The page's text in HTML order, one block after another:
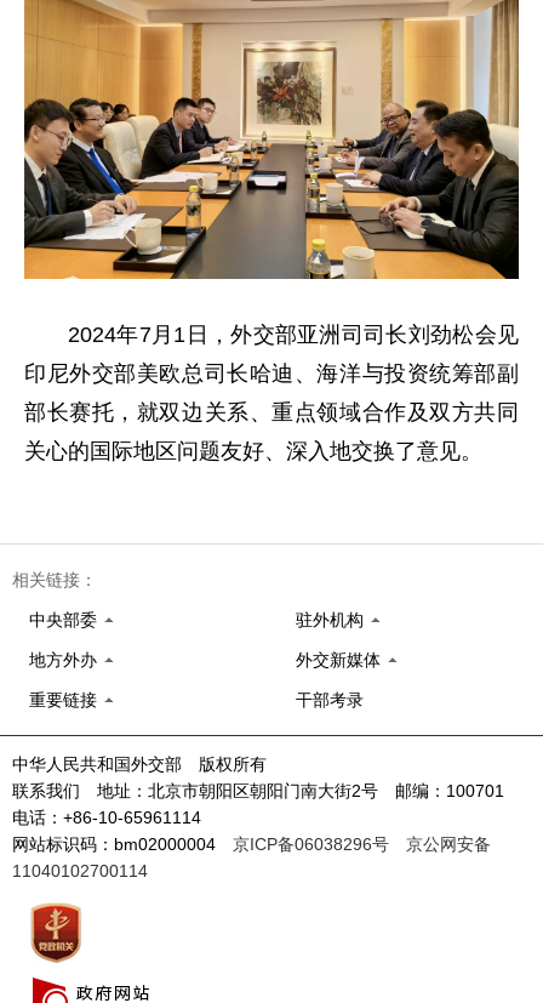
2024年7月1日，外交部亚洲司司长刘劲松会见
印尼外交部美欧总司长哈迪、海洋与投资统筹部副
部长赛托，就双边关系、重点领域合作及双方共同
关心的国际地区问题友好、深入地交换了意见。
相关链接：
中央部委 驻外机构
地方外办 外交新媒体
重要链接 干部考录
中华人民共和国外交部 版权所有
联系我们 地址：北京市朝阳区朝阳门南大街2号 邮编：100701
电话：+86-10-65961114
网站标识码：bm02000004 京ICP备06038296号
京公网安备
11040102700114